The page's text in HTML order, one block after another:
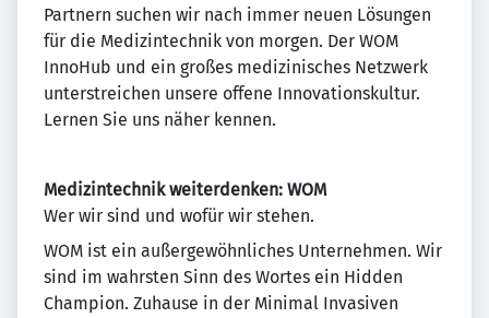
Partnern suchen wir nach immer neuen Lösungen
für die Medizintechnik von morgen. Der WOM
InnoHub und ein großes medizinisches Netzwerk
unterstreichen unsere offene Innovationskultur.
Lernen Sie uns näher kennen.
Medizintechnik weiterdenken: WOM
Wer wir sind und wofür wir stehen.
WOM ist ein außergewöhnliches Unternehmen. Wir
sind im wahrsten Sinn des Wortes ein Hidden
Champion. Zuhause in der Minimal Invasiven